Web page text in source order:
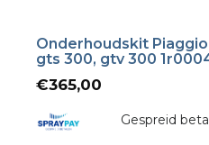
Onderhoudskit
gts 300, gtv 300
€365,00
Gespreid